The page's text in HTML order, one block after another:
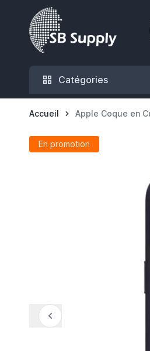
Allez au contenu
Catégories
Accueil Apple Coque en
En promotion